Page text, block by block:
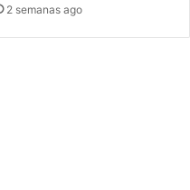
2 semanas ago